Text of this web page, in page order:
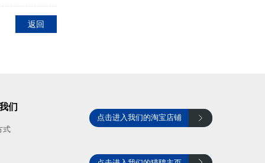
返回
们
式
点击进入我们的淘宝店铺